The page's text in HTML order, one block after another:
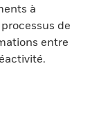
à
de
entre